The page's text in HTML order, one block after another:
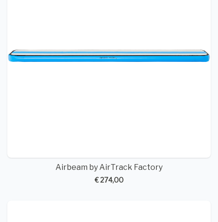
Airbeam by AirTrack Factory
€ 274,00